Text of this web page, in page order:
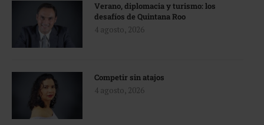
Verano, diplomacia y turismo: los
desafíos de Quintana Roo
4 agosto, 2026
Competir sin atajos
4 agosto, 2026